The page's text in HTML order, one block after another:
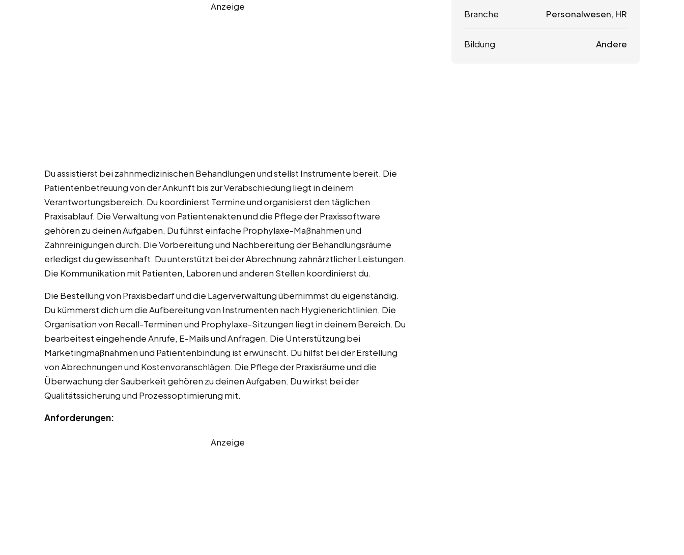
Anzeige
Du assistierst bei zahnmedizinischen Behandlungen und stellst Instrumente bereit. Die
Patientenbetreuung von der Ankunft bis zur Verabschiedung liegt in deinem
Verantwortungsbereich. Du koordinierst Termine und organisierst den täglichen
Praxisablauf. Die Verwaltung von Patientenakten und die Pflege der Praxissoftware
gehören zu deinen Aufgaben. Du führst einfache Prophylaxe-Maßnahmen und
Zahnreinigungen durch. Die Vorbereitung und Nachbereitung der Behandlungsräume
erledigst du gewissenhaft. Du unterstützt bei der Abrechnung zahnärztlicher Leistungen.
Die Kommunikation mit Patienten, Laboren und anderen Stellen koordinierst du.
Die Bestellung von Praxisbedarf und die Lagerverwaltung übernimmst du eigenständig.
Du kümmerst dich um die Aufbereitung von Instrumenten nach Hygienerichtlinien. Die
Organisation von Recall-Terminen und Prophylaxe-Sitzungen liegt in deinem Bereich. Du
bearbeitest eingehende Anrufe, E-Mails und Anfragen. Die Unterstützung bei
Marketingmaßnahmen und Patientenbindung ist erwünscht. Du hilfst bei der Erstellung
von Abrechnungen und Kostenvoranschlägen. Die Pflege der Praxisräume und die
Überwachung der Sauberkeit gehören zu deinen Aufgaben. Du wirkst bei der
Qualitätssicherung und Prozessoptimierung mit.
Anforderungen:
Anzeige
Branche Personalwesen, HR
Bildung Andere